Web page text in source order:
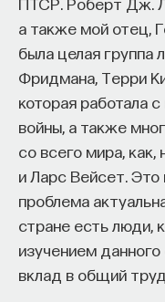
а также мой отец,
была целая группа
Фридмана, Терри
которая работала
войны, а также
со всего мира,
и Ларс Вейсет. Это
проблема
стране есть люди,
изучением
вклад в общий труд.